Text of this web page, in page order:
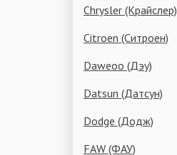
Chrysler (Крайслер)
Citroen (Ситроен)
Daweoo (Дэу)
Datsun (Датсун)
Dodge (Додж)
FAW (ФАУ)